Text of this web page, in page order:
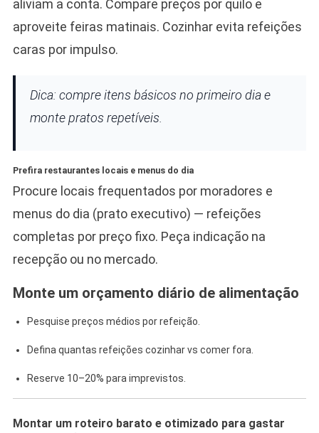
aliviam a conta. Compare preços por quilo e
aproveite feiras matinais. Cozinhar evita refeições
caras por impulso.
Dica: compre itens básicos no primeiro dia e
monte pratos repetíveis.
Prefira restaurantes locais e menus do dia
Procure locais frequentados por moradores e
menus do dia (prato executivo) — refeições
completas por preço fixo. Peça indicação na
recepção ou no mercado.
Monte um orçamento diário de alimentação
Pesquise preços médios por refeição.
Defina quantas refeições cozinhar vs comer fora.
Reserve 10–20% para imprevistos.
Montar um roteiro barato e otimizado para gastar